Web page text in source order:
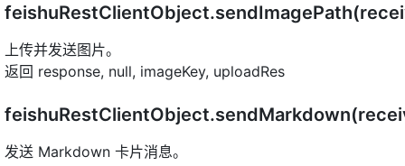
上传并发送图片。
返回 response, null, imageKey, uploadRes
发送 Markdown 卡片消息。